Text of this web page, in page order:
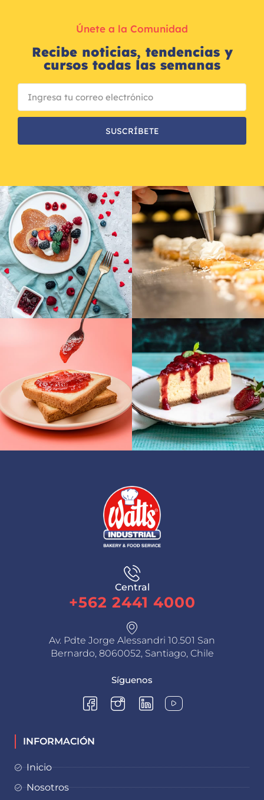
Únete a la Comunidad
Recibe noticias, tendencias y
cursos todas las semanas
SUSCRÍBETE
Central
+562 2441 4000
Av. Pdte Jorge Alessandri 10.501 San
Bernardo, 8060052, Santiago, Chile
Síguenos
INFORMACIÓN
Inicio
Nosotros